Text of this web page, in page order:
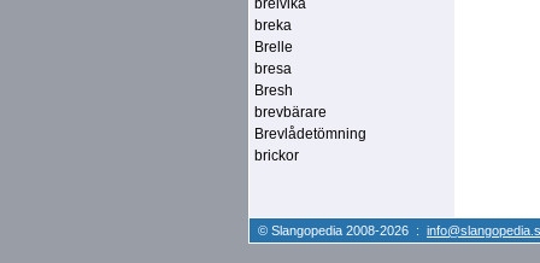
breivika
breka
Brelle
bresa
Bresh
brevbärare
Brevlådetömning
brickor
© Slangopedia 2008-2026 :